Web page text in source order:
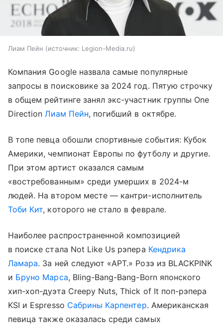
Лиам Пейн источник: Legion-Media.ru
Компания Google назвала самые популярные
запросы в поисковике за 2024 год. Пятую строчку
в общем рейтинге занял экс-участник группы One
DirectionЛиам Пейн, погибший в октябре.
В топе певца обошли спортивные события: Кубок
Америки, чемпионат Европы по футболу и другие.
При этом артист оказался самым
«востребованным» среди умерших в 2024-м
людей. На втором месте — кантри-исполнитель
Тоби Кит, которого не стало в феврале.
Наиболее распространенной композицией
в поиске стала Not Like Us рэпера Кендрика
Ламара. За ней следуют «APT.» Розэ из BLACKPINK
и Бруно Марса, Bling-Bang-Bang-Born японского
хип-хоп-дуэта Creepy Nuts, Thick of It поп-рэпера
KSI и Espresso Сабрины Карпентер. Американская
певица также оказалась среди самых